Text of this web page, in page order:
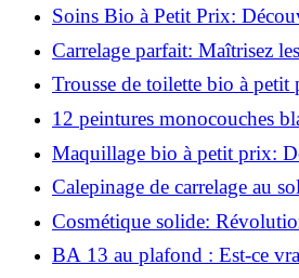
vera pour votre peau!
Soins Bio à Petit Prix:
Chouchouter Pour Moins de
Carrelage parfait: Maîtrisez
facilement!
Trousse de toilette bio à
pour moins de 25€!
12 peintures monocouches
Découvrez les meilleures
Maquillage bio à petit prix:
s'équiper pour moins de 50€!
Calepinage de carrelage au
astuces incontournables!
Cosmétique solide:
beauté pour zéro déchet!
BA 13 au plafond : Est-ce